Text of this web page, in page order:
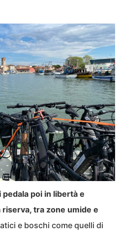
pedala poi in libertà e
tra zone umide e
e boschi come quelli di